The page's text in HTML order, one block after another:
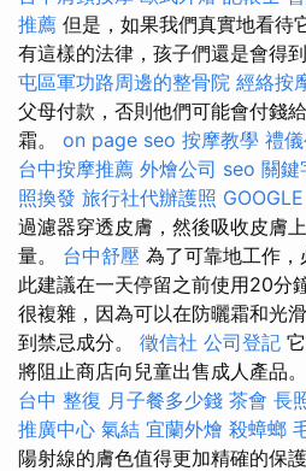
推薦 但是，如果我們真實地看待
有這樣的法律，孩子們還是會得
屯區軍功路周邊的整骨院 經絡按
父母付款，否則他們可能會付錢
霜。 on page seo 按摩教學 禮
台中按摩推薦 外燴公司 seo 關鍵
照換發 旅行社代辦護照
過濾器穿透皮膚，然後吸收皮膚
量。 台中舒壓 為了可靠地工作
此建議在一天停留之前使用20分
很複雜，因為可以在防曬霜和光
到禁忌成分。 徵信社 公司登記
將阻止商店向兒童出售成人產品。
台中 整復 月子餐多少錢 茶會 長
推廣中心 氣結 宜蘭外燴 殺蟑螂
陽射線的膚色值得更加精確的保護